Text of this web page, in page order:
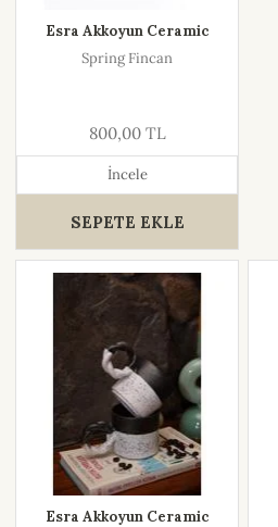
Esra Akkoyun Ceramic
Spring Fincan
800,00 TL
İncele
SEPETE EKLE
Esra Akkoyun Ceramic